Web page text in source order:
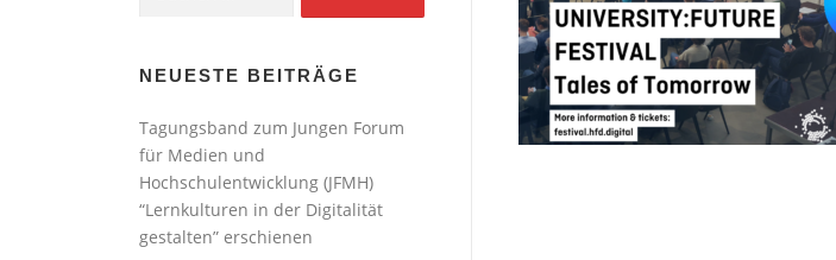
nach:
NEUESTE BEITRÄGE
Tagungsband zum Jungen Forum
für Medien und
Hochschulentwicklung (JFMH)
“Lernkulturen in der Digitalität
gestalten” erschienen